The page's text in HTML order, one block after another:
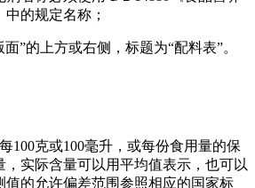
的规定名称；
”的上方或右侧，标题为“配料表”。
100克或100毫升，或每份食用量的保
实际含量可以用平均值表示，也可以
值的允许偏差范围参照相应的国家标